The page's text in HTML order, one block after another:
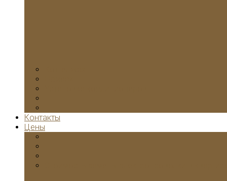
Контакты
Цены